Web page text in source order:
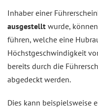
Inhaber einer
ausgestellt wurde,
führen, welche eine
Höchstgeschwindigkeit
bereits durch die
abgedeckt werden.
Dies kann beispielsweise